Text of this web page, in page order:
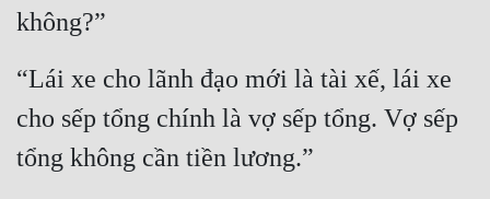
Góc Nhìn Nam
không?”
“Lái xe cho lãnh đạo mới là tài xế, lái xe
cho sếp tổng chính là vợ sếp tổng. Vợ sếp
tổng không cần tiền lương.”